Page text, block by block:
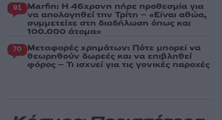
91 Marfin: Η 46χρονη πήρε προθεσμία για
να απολογηθεί την Τρίτη – «Είναι αθώα,
συμμετείχε στη διαδήλωση όπως και
100.000 άτομα»
70 Μεταφορές χρημάτων: Πότε μπορεί να
θεωρηθούν δωρεές και να επιβληθεί
φόρος – Τι ισχυεί για τις γονικές παροχές